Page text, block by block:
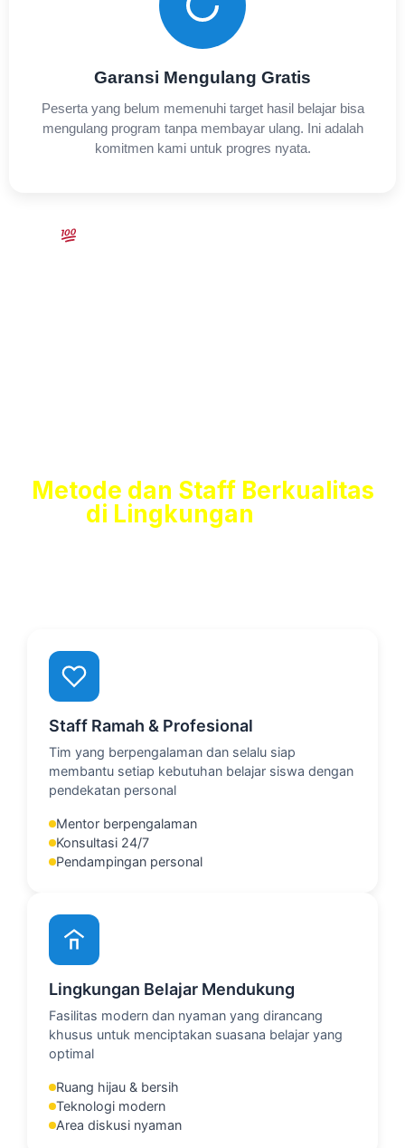
Garansi Mengulang Gratis
Peserta yang belum memenuhi target hasil belajar bisa
mengulang program tanpa membayar ulang. Ini adalah
komitmen kami untuk progres nyata.
Metode dan Staff Berkualitas
di Lingkungan
Mendukung Belajarmu
Staff Ramah & Profesional
Tim yang berpengalaman dan selalu siap
membantu setiap kebutuhan belajar siswa dengan
pendekatan personal
Mentor berpengalaman
Konsultasi 24/7
Pendampingan personal
Lingkungan Belajar Mendukung
Fasilitas modern dan nyaman yang dirancang
khusus untuk menciptakan suasana belajar yang
optimal
Ruang hijau & bersih
Teknologi modern
Area diskusi nyaman